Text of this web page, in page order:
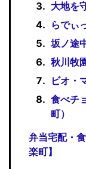
大地を
らでぃ
坂ノ途
秋川牧
ビオ・
食べチ
町）
弁当宅配・
楽町】